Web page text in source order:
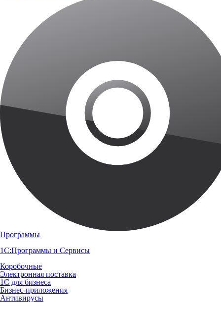
Программы
1С:Программы и Сервисы
Коробочные
Электронная поставка
1С для бизнеса
Бизнес-приложения
Антивирусы